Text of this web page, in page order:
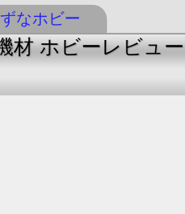
なホビー
材 ホビーレビュー